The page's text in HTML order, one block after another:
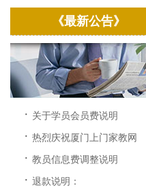
《最新公告》
· 关于学员会员费说明
· 热烈庆祝厦门上门家教网
改...
· 教员信息费调整说明
· 退款说明：